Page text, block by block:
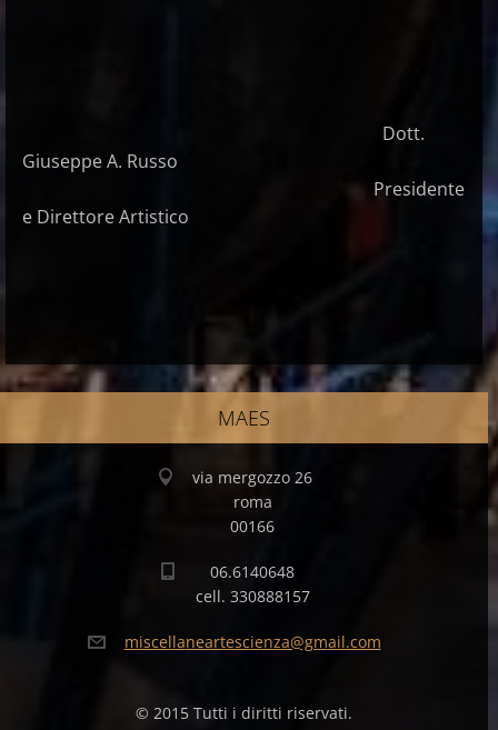
Dott.
Giuseppe A. Russo
Presidente
e Direttore Artistico
MAES
via mergozzo 26
roma
00166
06.6140648
cell. 330888157
miscellaneartescienza@gmail.com
© 2015 Tutti i diritti riservati.